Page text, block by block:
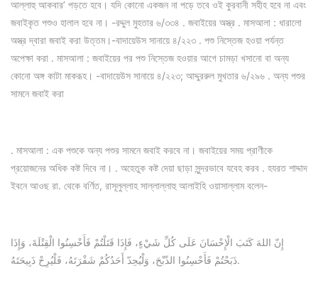
আল্লাহু আকবার’ পড়তে হবে। যদি কোনো একজন না পড়ে তবে ওই কুরবানী সহীহ হবে না এবং
জবাইকৃত পশুও হালাল হবে না। -রদ্দুল মুহতার ৬/৩৩৪ . জবাইয়ের অস্ত্র . মাসআলা : ধারালো
অস্ত্র দ্বারা জবাই করা উত্তম।-বাদায়েউস সানায়ে ৪/২২৩ . পশু নিস্তেজ হওয়া পর্যন্ত
অপেক্ষা করা . মাসআলা : জবাইয়ের পর পশু নিস্তেজ হওয়ার আগে চামড়া খসানো বা অন্য
কোনো অঙ্গ কাটা মাকরূহ। -বাদায়েউস সানায়ে ৪/২২৩; আদ্দুররুল মুখতার ৬/২৯৬ . অন্য পশুর
সামনে জবাই করা
. মাসআলা : এক পশুকে অন্য পশুর সামনে জবাই করবে না। জবাইয়ের সময় প্রাণীকে
প্রয়োজনের অধিক কষ্ট দিবে না। . অহেতুক কষ্ট দেয়া ছাড়া সুন্দরভাবে যবেহ করব . হযরত শাদ্দাদ
ইবনে আওছ রা. থেকে বর্ণিত, রাসূলুল্লাহ সাল্লাল্লাহু আলাইহি ওয়াসাল্লাম বলেন-
إِنّ اللهَ كَتَبَ الْإِحْسَانَ عَلَى كُلِّ شَيْءٍ، فَإِذَا قَتَلْتُمْ فَأَحْسِنُوا الْقِتْلَةَ، وَإِذَا
ذَبَحْتُمْ فَأَحْسِنُوا الذّبْحَ، وَلْيُحِدّ أَحَدُكُمْ شَفْرَتَهُ، فَلْيُرِحْ ذَبِيحَتَهُ.